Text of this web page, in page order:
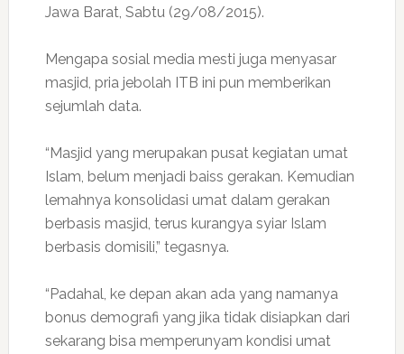
Jawa Barat, Sabtu (29/08/2015).
Mengapa sosial media mesti juga menyasar
masjid, pria jebolah ITB ini pun memberikan
sejumlah data.
“Masjid yang merupakan pusat kegiatan umat
Islam, belum menjadi baiss gerakan. Kemudian
lemahnya konsolidasi umat dalam gerakan
berbasis masjid, terus kurangya syiar Islam
berbasis domisili,” tegasnya.
“Padahal, ke depan akan ada yang namanya
bonus demografi yang jika tidak disiapkan dari
sekarang bisa memperunyam kondisi umat